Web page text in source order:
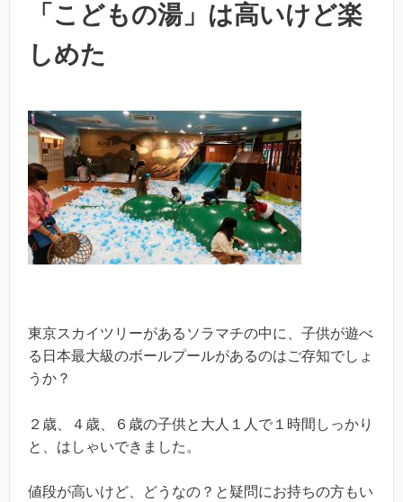
「こどもの湯」は高いけど楽
しめた
東京スカイツリーがあるソラマチの中に、子供が遊べ
る日本最大級のボールプールがあるのはご存知でしょ
うか？
２歳、４歳、６歳の子供と大人１人で１時間しっかり
と、はしゃいできました。
値段が高いけど、どうなの？と疑問にお持ちの方もい